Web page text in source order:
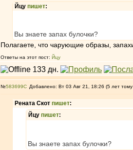
Йцу пишет:
Вы знаете запах булочки?
Полагаете, что чарующие образы,
Ответы на этот пост: Йцу
№583699 Добавлено: Вт 03 Авг 21, 18:26 (5 лет
Рената Скот пишет:
Йцу пишет:
Вы знаете запах булочки?